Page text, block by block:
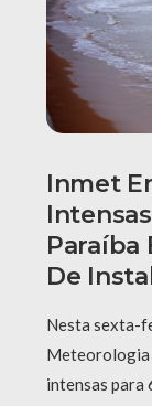
Inmet
Paraíba
De
Nesta sexta-
Meteorologia
intensas para